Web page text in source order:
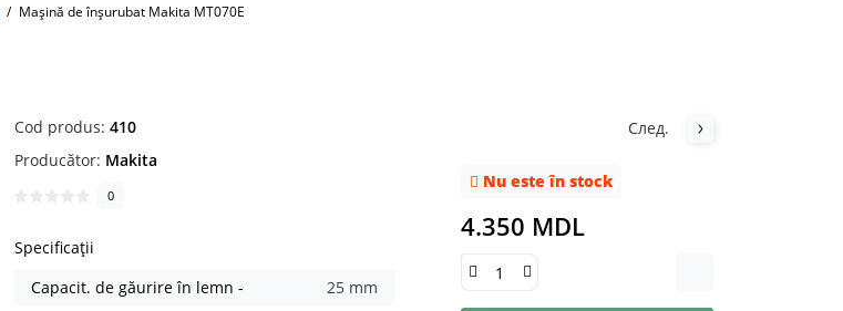
Mașină de înșurubat Makita MT070E
Cod produs:410
Producător: Makita
0
Specificații
Capacit. de găurire în lemn -
25 mm
След.
Nu este în stock
4.350 MDL